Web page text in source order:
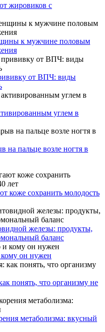
жировиков с
к мужчине половым
от ВПЧ: виды
углем в
на пальце возле ногтя в
коже сохранить молодость
железы: продукты,
баланс
кому он нужен
понять, что организму не
метаболизма: вкусный